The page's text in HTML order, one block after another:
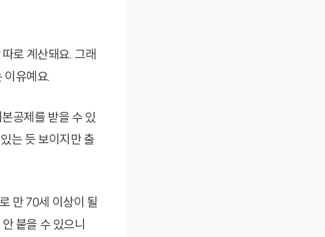
로 계산돼요. 그래
이유예요.
공제를 받을 수 있
는 듯 보이지만 출
만 70세 이상이 될
붙을 수 있으니